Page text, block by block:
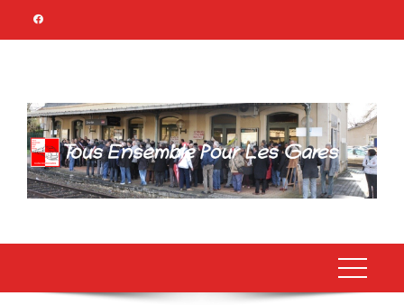
TOUS ENSEMBLE
POUR LES GARES
Association Citoyenne